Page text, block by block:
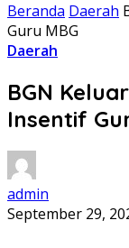
Beranda Daerah
Guru MBG
Daerah
BGN
Insentif
admin
September 29,